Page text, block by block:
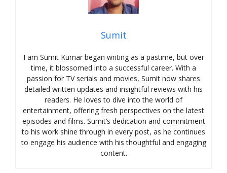
Sumit
I am Sumit Kumar began writing as a pastime, but over
time, it blossomed into a successful career. With a
passion for TV serials and movies, Sumit now shares
detailed written updates and insightful reviews with his
readers. He loves to dive into the world of
entertainment, offering fresh perspectives on the latest
episodes and films. Sumit’s dedication and commitment
to his work shine through in every post, as he continues
to engage his audience with his thoughtful and engaging
content.